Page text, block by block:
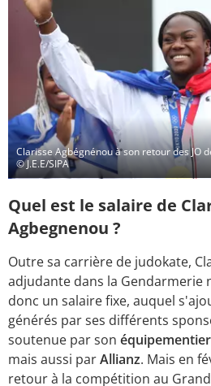
Clarisse Agbégnénou à son retour des JO
© J.E.E/SIPA
Quel est le salaire de
Agbegnenou ?
Outre sa carrière de judokate,
adjudante dans la Gendarmerie
donc un salaire fixe, auquel
générés par ses différents
soutenue par son
mais aussi parAllianz. Mais en
retour à la compétition au Grand